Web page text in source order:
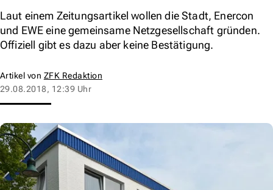
Laut einem Zeitungsartikel wollen die Stadt, Enercon
und EWE eine gemeinsame Netzgesellschaft gründen.
Offiziell gibt es dazu aber keine Bestätigung.
Artikel von ZFK Redaktion
29.08.2018, 12:39 Uhr